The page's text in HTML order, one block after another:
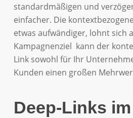
standardmäßigen und
einfacher. Die
etwas aufwändiger, lohnt sich
Kampagnenziel kann der
Link sowohl für Ihr
Kunden einen großen
Deep-Links